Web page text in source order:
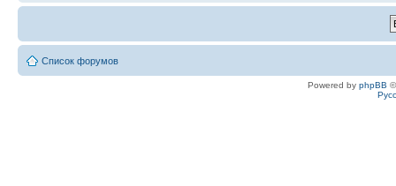
Список форумов
Powered by phpBB